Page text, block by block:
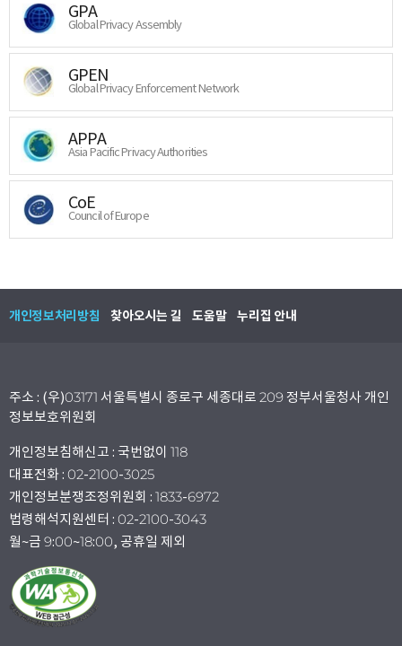
GPA
Global Privacy Assembly
GPEN
Global Privacy Enforcement Network
APPA
Asia Pacific Privacy Authorities
CoE
Council of Europe
개인정보처리방침 찾아오시는 길 도움말 누리집 안내
주소 : (우)03171 서울특별시 종로구 세종대로 209 정부서울청사 개인
정보보호위원회
개인정보침해신고 : 국번없이 118
대표전화 : 02-2100-3025
개인정보분쟁조정위원회 : 1833-6972
법령해석지원센터 : 02-2100-3043
월~금 9:00~18:00, 공휴일 제외